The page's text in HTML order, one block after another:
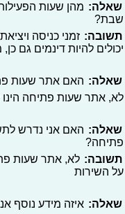
שאלה: מהן שעות
שבת?
תשובה: זמני כניסה
יכולים להיות דינמים גם
שאלה: האם אתר שעות
לא, אתר שעות פתיחה
שאלה: האם אני נדרש
פתיחה?
תשובה: לא, אתר שעות
על השירות
שאלה: איזה מידע נוסף